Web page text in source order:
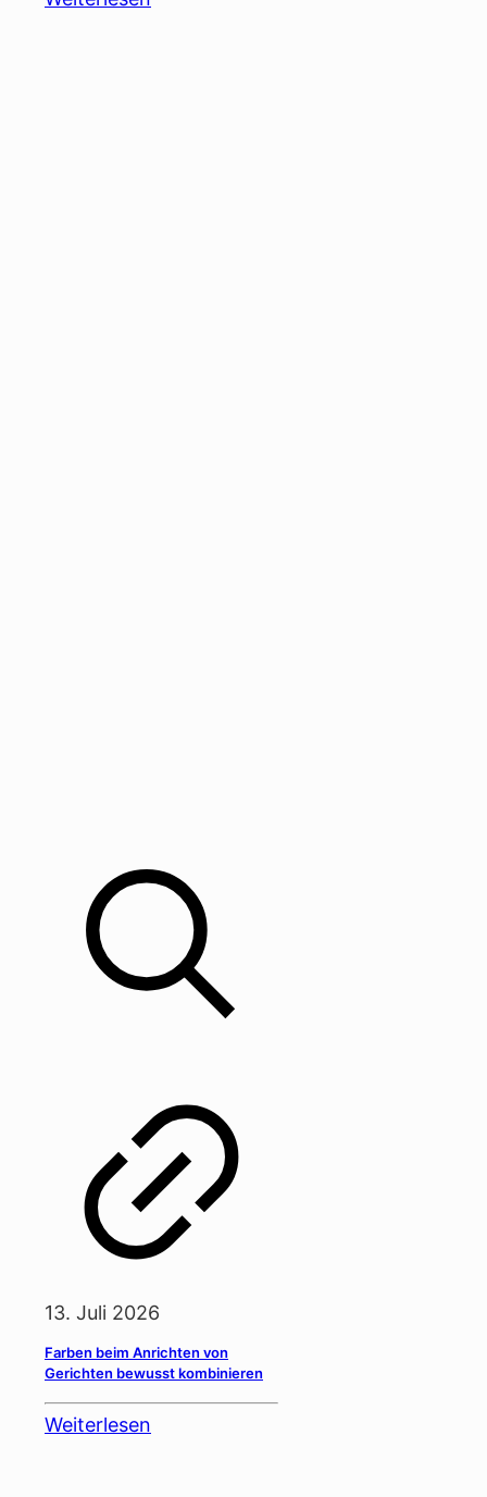
13. Juli 2026
Farben beim Anrichten von
Gerichten bewusst kombinieren
Weiterlesen